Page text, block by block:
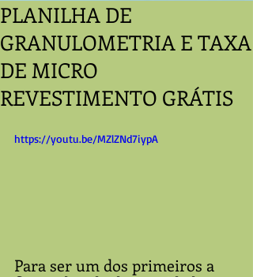
PLANILHA DE
GRANULOMETRIA E TAXA
DE MICRO
REVESTIMENTO GRÁTIS
https://youtu.be/MZlZNd7iypA
Para ser um dos primeiros a